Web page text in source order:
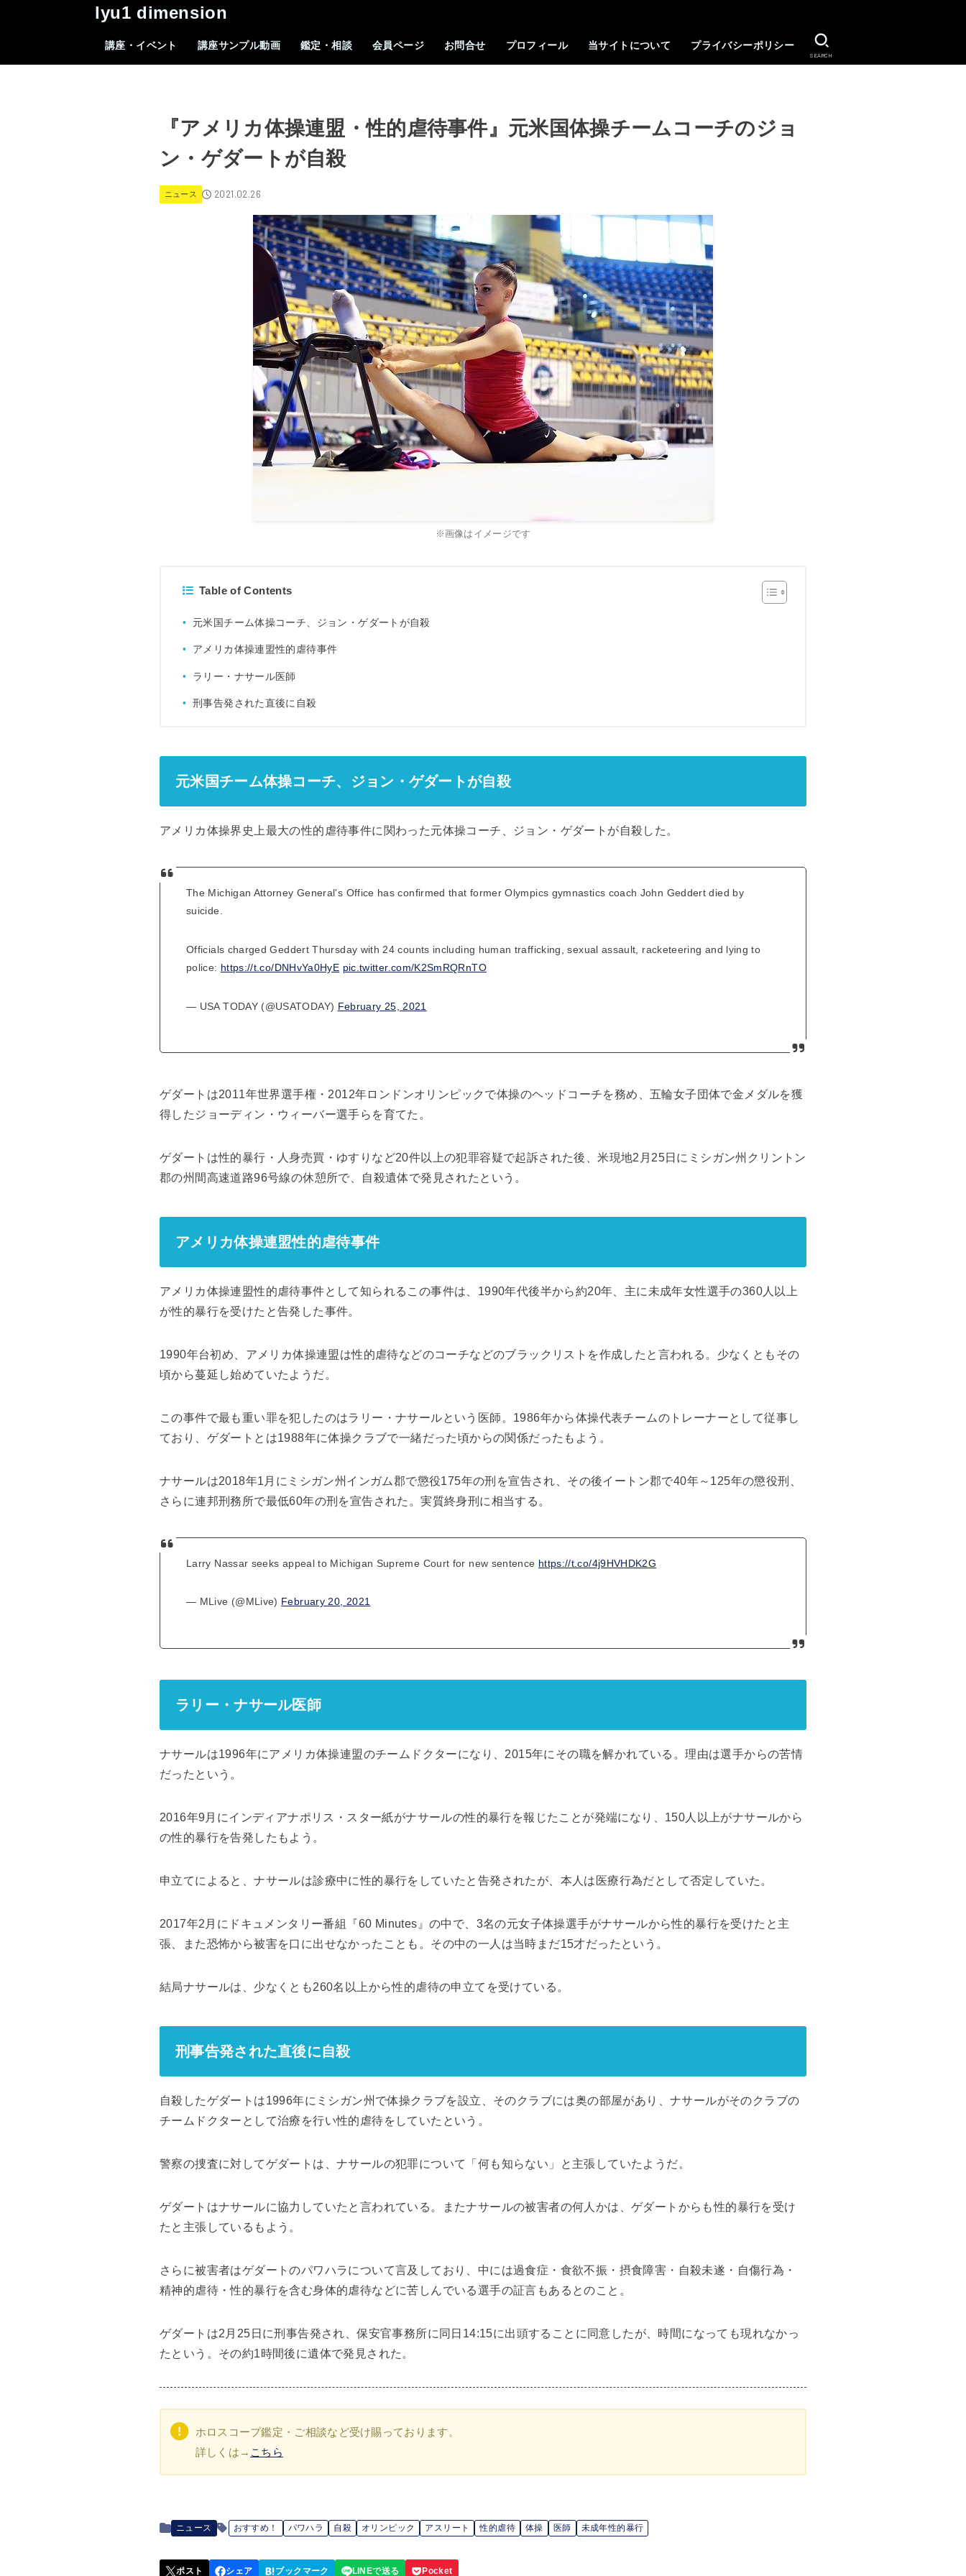
lyu1 dimension
講座・イベント 講座サンプル動画 鑑定・相談 会員ページ お問合せ プロフィール 当サイトについて プライバシーポリシー
SEARCH
『アメリカ体操連盟・性的虐待事件』元米国体操チームコーチのジョ
ン・ゲダートが自殺
ニュース 2021.02.26
※画像はイメージです
Table of Contents
元米国チーム体操コーチ、ジョン・ゲダートが自殺
アメリカ体操連盟性的虐待事件
ラリー・ナサール医師
刑事告発された直後に自殺
元米国チーム体操コーチ、ジョン・ゲダートが自殺
アメリカ体操界史上最大の性的虐待事件に関わった元体操コーチ、ジョン・ゲダートが自殺した。
The Michigan Attorney General's Office has confirmed that former Olympics gymnastics coach John Geddert died by
suicide.
Officials charged Geddert Thursday with 24 counts including human trafficking, sexual assault, racketeering and lying to
police: https://t.co/DNHvYa0HyE pic.twitter.com/K2SmRQRnTO
— USA TODAY (@USATODAY) February 25, 2021
ゲダートは2011年世界選手権・2012年ロンドンオリンピックで体操のヘッドコーチを務め、五輪女子団体で金メダルを獲
得したジョーディン・ウィーバー選手らを育てた。
ゲダートは性的暴行・人身売買・ゆすりなど20件以上の犯罪容疑で起訴された後、米現地2月25日にミシガン州クリントン
郡の州間高速道路96号線の休憩所で、自殺遺体で発見されたという。
アメリカ体操連盟性的虐待事件
アメリカ体操連盟性的虐待事件として知られるこの事件は、1990年代後半から約20年、主に未成年女性選手の360人以上
が性的暴行を受けたと告発した事件。
1990年台初め、アメリカ体操連盟は性的虐待などのコーチなどのブラックリストを作成したと言われる。少なくともその
頃から蔓延し始めていたようだ。
この事件で最も重い罪を犯したのはラリー・ナサールという医師。1986年から体操代表チームのトレーナーとして従事し
ており、ゲダートとは1988年に体操クラブで一緒だった頃からの関係だったもよう。
ナサールは2018年1月にミシガン州インガム郡で懲役175年の刑を宣告され、その後イートン郡で40年～125年の懲役刑、
さらに連邦刑務所で最低60年の刑を宣告された。実質終身刑に相当する。
Larry Nassar seeks appeal to Michigan Supreme Court for new sentence https://t.co/4j9HVHDK2G
— MLive (@MLive) February 20, 2021
ラリー・ナサール医師
ナサールは1996年にアメリカ体操連盟のチームドクターになり、2015年にその職を解かれている。理由は選手からの苦情
だったという。
2016年9月にインディアナポリス・スター紙がナサールの性的暴行を報じたことが発端になり、150人以上がナサールから
の性的暴行を告発したもよう。
申立てによると、ナサールは診療中に性的暴行をしていたと告発されたが、本人は医療行為だとして否定していた。
2017年2月にドキュメンタリー番組『60 Minutes』の中で、3名の元女子体操選手がナサールから性的暴行を受けたと主
張、また恐怖から被害を口に出せなかったことも。その中の一人は当時まだ15才だったという。
結局ナサールは、少なくとも260名以上から性的虐待の申立てを受けている。
刑事告発された直後に自殺
自殺したゲダートは1996年にミシガン州で体操クラブを設立、そのクラブには奥の部屋があり、ナサールがそのクラブの
チームドクターとして治療を行い性的虐待をしていたという。
警察の捜査に対してゲダートは、ナサールの犯罪について「何も知らない」と主張していたようだ。
ゲダートはナサールに協力していたと言われている。またナサールの被害者の何人かは、ゲダートからも性的暴行を受け
たと主張しているもよう。
さらに被害者はゲダートのパワハラについて言及しており、中には過食症・食欲不振・摂食障害・自殺未遂・自傷行為・
精神的虐待・性的暴行を含む身体的虐待などに苦しんでいる選手の証言もあるとのこと。
ゲダートは2月25日に刑事告発され、保安官事務所に同日14:15に出頭することに同意したが、時間になっても現れなかっ
たという。その約1時間後に遺体で発見された。
ホロスコープ鑑定・ご相談など受け賜っております。
詳しくは→ こちら
ニュース おすすめ！ パワハラ 自殺 オリンピック アスリート 性的虐待 体操 医師 未成年性的暴行